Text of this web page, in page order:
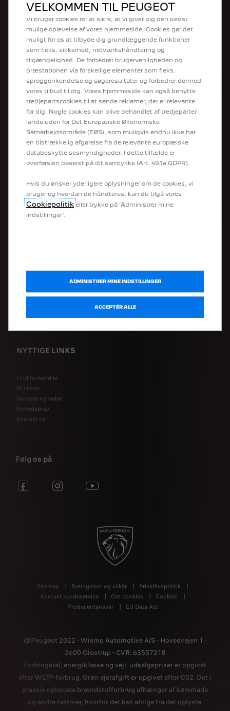
MODELLER
Peugeot Sport
Elbiler
Bybiler
SUV
Firmabiler
Varebiler
Ombyggede personbiler
ONLINE TJENESTER
Få et tilbud
Byg din bil
Brochurer
Instruktionsbøger
NYTTIGE LINKS
Find forhandler
Prislister
Seneste nyheder
Nyhedsbrev
Kontakt os
Følg os på
Sitemap Betingelser og vilkår
Privatlivspolitik
Kontakt kundeservice
Om cookies
Cookies
Producentansvar
EU Data Act
@Peugeot 2022 - Wismo Automotive A/S - Hovedvejen 1 -
2600 Glostrup - CVR: 63557218
Forbrugstal, energiklasse og vejl. udsalgspriser er opgivet
efter WLTP-forbrug. Grøn ejerafgift er opgivet efter C02. Det i
praksis oplevede brændstofforbrug afhænger af køremåde
og andre faktorer, hvorfor det kan afvige fra det oplyste.
VELKOMMEN TIL PEUGEOT
Vi bruger cookies for at sikre, at vi giver dig den bedst
mulige oplevelse af vores hjemmeside. Cookies gør det
muligt for os at tilbyde dig grundlæggende funktioner
som f.eks. sikkerhed, netværkshåndtering og
tilgængelighed. De forbedrer brugervenligheden og
præstationen via forskellige elementer som f.eks.
sproggenkendelse og søgeresultater og forbedrer dermed
vores tilbud til dig. Vores hjemmeside kan også benytte
tredjepartscookies til at sende reklamer, der er relevante
for dig. Nogle cookies kan blive behandlet af tredjeparter i
lande uden for Det Europæiske Økonomiske
Samarbejdsområde (EØS), som muligvis endnu ikke har
en tilstrækkelig afgørelse fra de relevante europæiske
databeskyttelsesmyndigheder. I dette tilfælde er
overførslen baseret på dit samtykke (Art. 49.1a GDPR).
Hvis du ønsker yderligere oplysninger om de cookies, vi
bruger og hvordan de håndteres, kan du tilgå vores
Cookiepolitik eller trykke på ‘Administrer mine
indstillinger’.
ADMINISTRER MINE INDSTILLINGER
ACCEPTÉR ALLE